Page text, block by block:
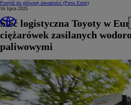
Przejdź do głównej zawartości (Press Enter)
16 lipca 2025
Sieć logistyczna Toyoty w
ciężarówek zasilanych
paliwowymi